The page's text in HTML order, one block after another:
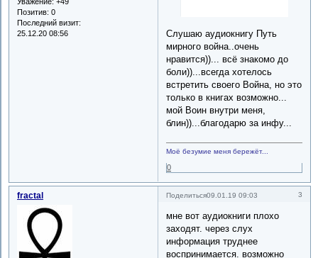
Позитив: 0
Последний визит:
25.12.20 08:56
Слушаю аудиокнигу Путь
мирного война..очень
нравится))... всё знакомо до
боли))...всегда хотелось
встретить своего Война, но это
только в книгах возможно...
мой Воин внутри меня,
блин))...благодарю за инфу...
Моё безумие меня бережёт...
0
Поделиться 3
09.01.19 09:03
fractal
мне вот аудиокниги плохо
заходят. через слух
информация труднее
воспринимается. возможно